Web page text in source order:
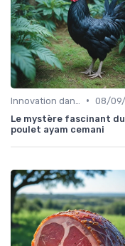
• 08/
Le mystère fascinant du
poulet ayam cemani